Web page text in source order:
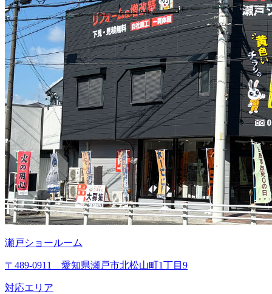
瀬戸ショールーム
〒489-0911 愛知県瀬戸市北松山町1丁目9
対応エリア